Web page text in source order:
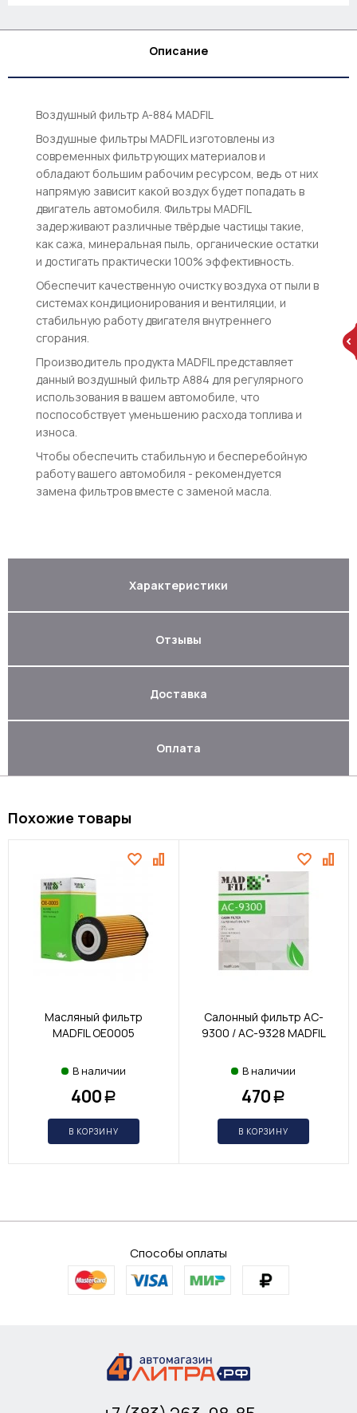
Описание
Воздушный фильтр A-884 MADFIL
Воздушные фильтры MADFIL изготовлены из
современных фильтрующих материалов и
обладают большим рабочим ресурсом, ведь от них
напрямую зависит какой воздух будет попадать в
двигатель автомобиля. Фильтры MADFIL
задерживают различные твёрдые частицы такие,
как сажа, минеральная пыль, органические остатки
и достигать практически 100% эффективность.
Обеспечит качественную очистку воздуха от пыли в
системах кондиционирования и вентиляции, и
стабильную работу двигателя внутреннего
сгорания.
Производитель продукта MADFIL представляет
данный воздушный фильтр A884 для регулярного
использования в вашем автомобиле, что
поспособствует уменьшению расхода топлива и
износа.
Чтобы обеспечить стабильную и бесперебойную
работу вашего автомобиля - рекомендуется
замена фильтров вместе с заменой масла.
Характеристики
Отзывы
Доставка
Оплата
Похожие товары
Масляный фильтр
MADFIL OE0005
В наличии
400 Р
В КОРЗИНУ
Салонный фильтр AC-
9300 / AC-9328 MADFIL
В наличии
470 Р
В КОРЗИНУ
Способы оплаты